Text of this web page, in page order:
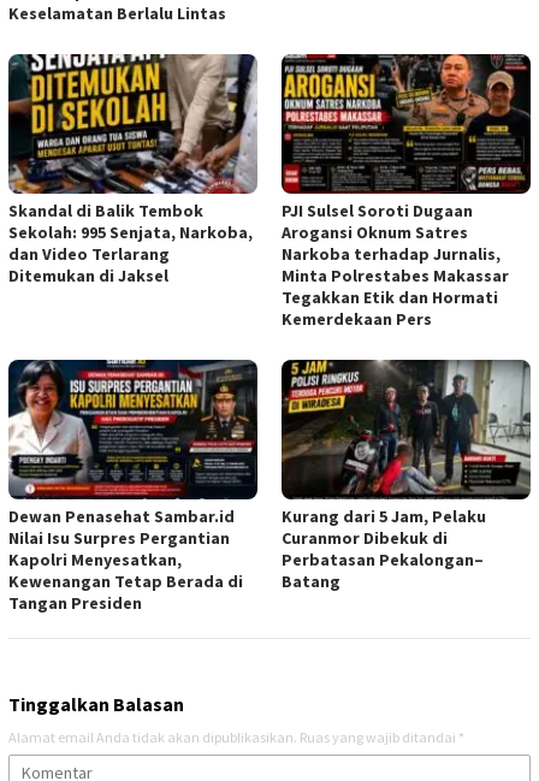
Keselamatan Berlalu Lintas
Skandal di Balik Tembok
Sekolah: 995 Senjata, Narkoba,
dan Video Terlarang
Ditemukan di Jaksel
PJI Sulsel Soroti Dugaan
Arogansi Oknum Satres
Narkoba terhadap Jurnalis,
Minta Polrestabes Makassar
Tegakkan Etik dan Hormati
Kemerdekaan Pers
Dewan Penasehat Sambar.id
Nilai Isu Surpres Pergantian
Kapolri Menyesatkan,
Kewenangan Tetap Berada di
Tangan Presiden
Kurang dari 5 Jam, Pelaku
Curanmor Dibekuk di
Perbatasan Pekalongan–
Batang
Tinggalkan Balasan
Alamat email Anda tidak akan dipublikasikan. Ruas yang wajib ditandai *